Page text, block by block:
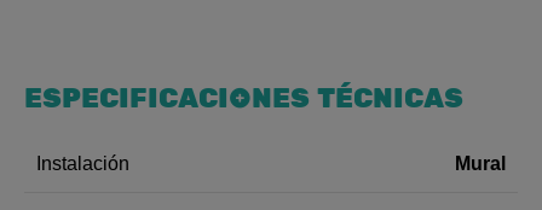
ESPECIFICACIONES TÉCNICAS
Instalación Mural